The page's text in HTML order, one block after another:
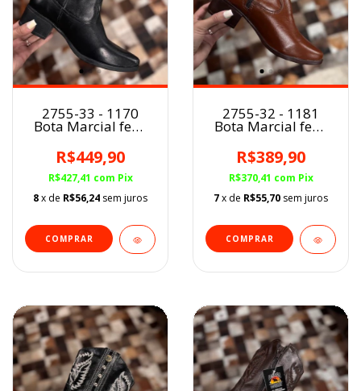
2755-33 - 1170
Bota Marcial fem.
R$449,90
R$427,41 com Pix
8x de R$56,24 sem juros
COMPRAR
2755-32 - 1181
Bota Marcial fem.
R$389,90
R$370,41 com Pix
7x de R$55,70 sem juros
COMPRAR